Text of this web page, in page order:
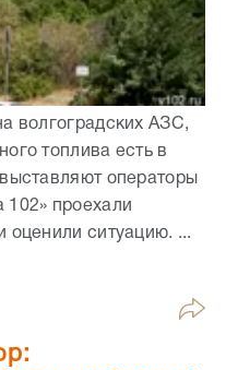
волгоградских АЗС,
топлива есть в
операторы
проехали
оценили ситуацию. ...